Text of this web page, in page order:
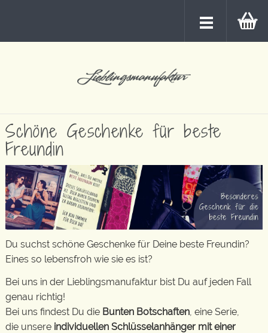
Schöne Geschenke für beste
Freundin
Du suchst schöne Geschenke für Deine beste Freundin?
Eines so lebensfroh wie sie es ist?
Bei uns in der Lieblingsmanufaktur bist Du auf jeden Fall
genau richtig!
Bei uns findest Du die Bunten Botschaften , eine Serie,
die unsere individuellen Schlüsselanhänger mit einer